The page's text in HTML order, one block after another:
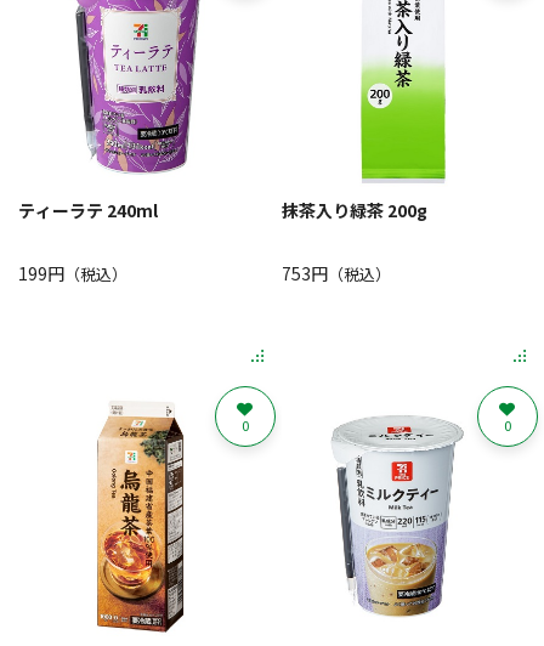
ティーラテ 240ml
199円 （税込）
抹茶入り緑茶 200g
753円（税込）
0 0